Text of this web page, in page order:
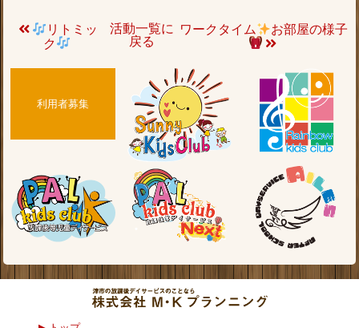
リトミッ
ク
活動一覧に
戻る
ワークタイム お部屋の様子
利用者募集